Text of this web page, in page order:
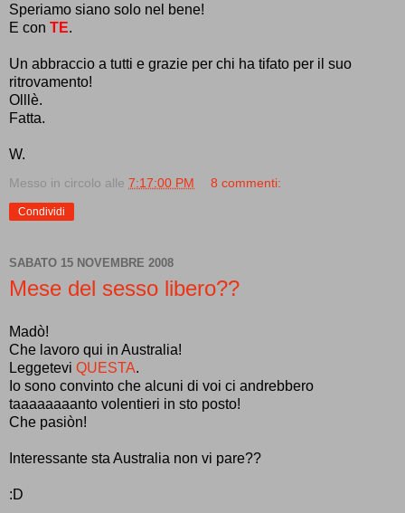
Speriamo siano solo nel bene!
E con TE.
Un abbraccio a tutti e grazie per chi ha tifato per il suo
ritrovamento!
Olllè.
Fatta.
W.
Messo in circolo alle 7:17:00 PM 8 commenti:
Condividi
SABATO 15 NOVEMBRE 2008
Mese del sesso libero??
Madò!
Che lavoro qui in Australia!
Leggetevi QUESTA.
Io sono convinto che alcuni di voi ci andrebbero
taaaaaaaanto volentieri in sto posto!
Che pasiòn!
Interessante sta Australia non vi pare??
:D